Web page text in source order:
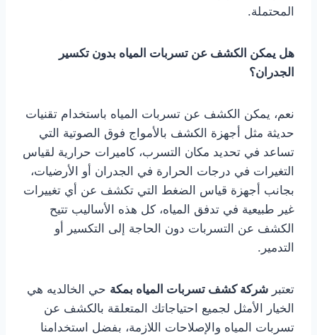
المحتملة.
هل يمكن الكشف عن تسربات المياه بدون تكسير
الجدران؟
نعم، يمكن الكشف عن تسربات المياه باستخدام تقنيات
حديثة مثل أجهزة الكشف بالأمواج فوق الصوتية التي
تساعد في تحديد مكان التسرب، كاميرات حرارية لقياس
التغيرات في درجات الحرارة في الجدران أو الأرضيات،
بجانب أجهزة قياس الضغط التي تكشف عن أي تغييرات
غير طبيعية في تدفق المياه، كل هذه الأساليب تتيح
الكشف عن التسربات دون الحاجة إلى التكسير أو
التدمير.
تعتبر شركة كشف تسربات المياه بمكة حي الخالديه هي
الخيار الأمثل لجميع احتياجاتك المتعلقة بالكشف عن
تسربات المياه والإصلاحات اللازمة، بفضل استخدامنا